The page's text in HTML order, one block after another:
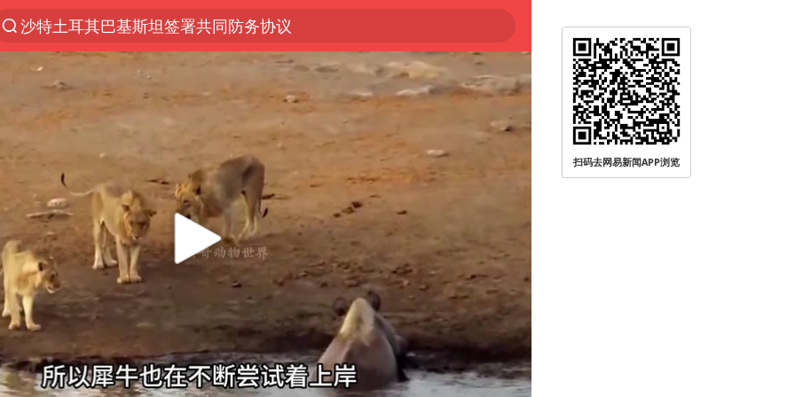
泉州市委书记张毅恭被查
“电影+”如何激发千亿级消费新活力？
台风白海豚已进入24小时警戒线
全球首个长时储能一体化产业园量产
名创优品回应女子吐槽内裤质量差
中巨芯：上半年归母净利润1405.77万元
四川宜宾市高县4.9级地震致1人死亡
中国女篮70-67险胜尼日利亚女篮
上海：台风白海豚或将带来龙卷风
U17国足点球大战淘汰河床晋级决赛
秋天的第一杯奶茶到底有多火
扫码去网易新闻APP浏览